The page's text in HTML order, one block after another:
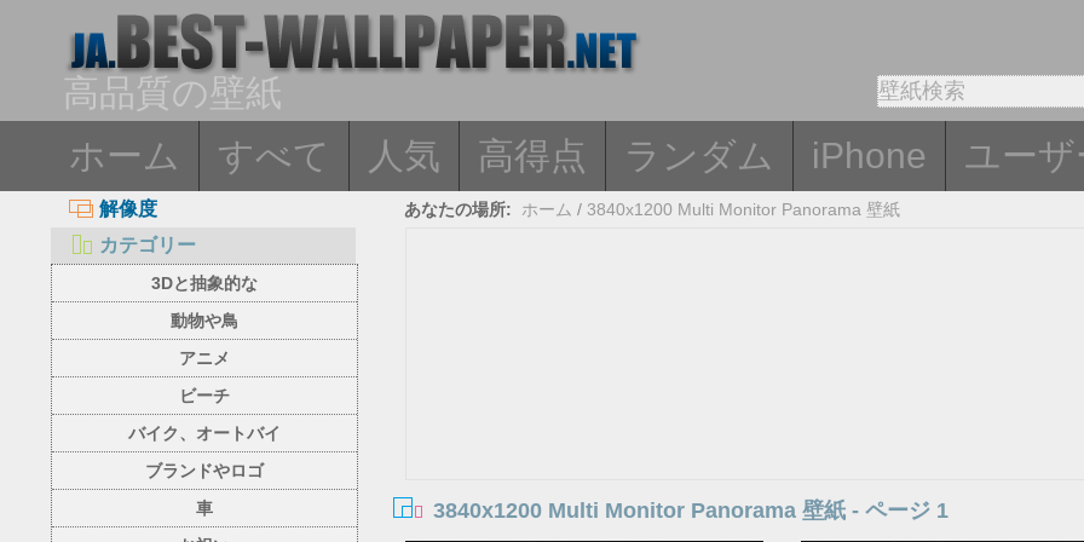
高品質の壁紙
ホーム
すべて 人気 高得点 ランダム iPhone ユーザ
解像度
カテゴリー
3Dと抽象的な
動物や鳥
アニメ
ビーチ
バイク、オートバイ
ブランドやロゴ
車
あなたの場所: ホーム / 3840x1200 Multi Monitor Panorama 壁紙
3840x1200 Multi Monitor Panorama 壁紙 - ページ 1